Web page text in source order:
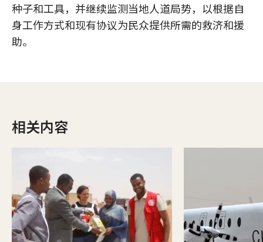
种子和工具，并继续监测当地人道局势，以根据自
身工作方式和现有协议为民众提供所需的救济和援
助。
相关内容